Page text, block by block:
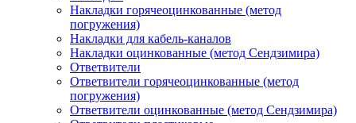
Накладки горячеоцинкованные (метод
погружения)
Накладки для кабель-каналов
Накладки оцинкованные (метод Сендзимира)
Ответвители
Ответвители горячеоцинкованные (метод
погружения)
Ответвители оцинкованные (метод Сендзимира)